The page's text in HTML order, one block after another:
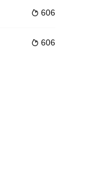
决产生最后三人重获名额
 606
 606